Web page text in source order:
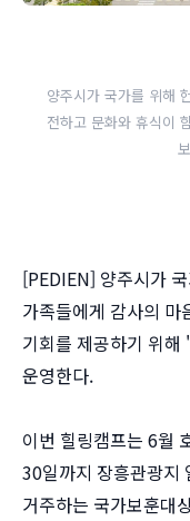
양주시가 국가를 위해
전하고 문화와 휴식이
[PEDIEN] 양주시가
가족들에게 감사의 마
기회를 제공하기 위
운영한다.
이번 힐링캠프는 6월
30일까지 장흥관광지
거주하는 국가보훈대